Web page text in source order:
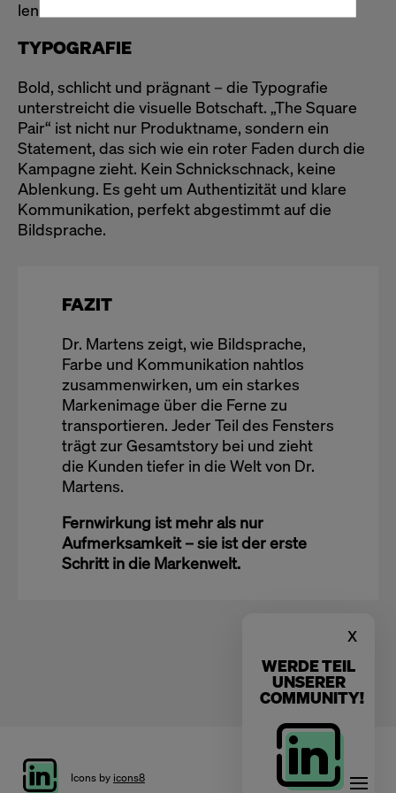
lenkt.
TYPOGRAFIE
Bold, schlicht und prägnant – die Typografie
unterstreicht die visuelle Botschaft. „The Square
Pair“ ist nicht nur Produktname, sondern ein
Statement, das sich wie ein roter Faden durch die
Kampagne zieht. Kein Schnickschnack, keine
Ablenkung. Es geht um Authentizität und klare
Kommunikation, perfekt abgestimmt auf die
Bildsprache.
FAZIT
Dr. Martens zeigt, wie Bildsprache,
Farbe und Kommunikation nahtlos
zusammenwirken, um ein starkes
Markenimage über die Ferne zu
transportieren. Jeder Teil des Fensters
trägt zur Gesamtstory bei und zieht
die Kunden tiefer in die Welt von Dr.
Martens.
Fernwirkung ist mehr als nur
Aufmerksamkeit – sie ist der erste
Schritt in die Markenwelt.
Icons by icons8
x
WERDE TEIL
UNSERER
COMMUNITY!